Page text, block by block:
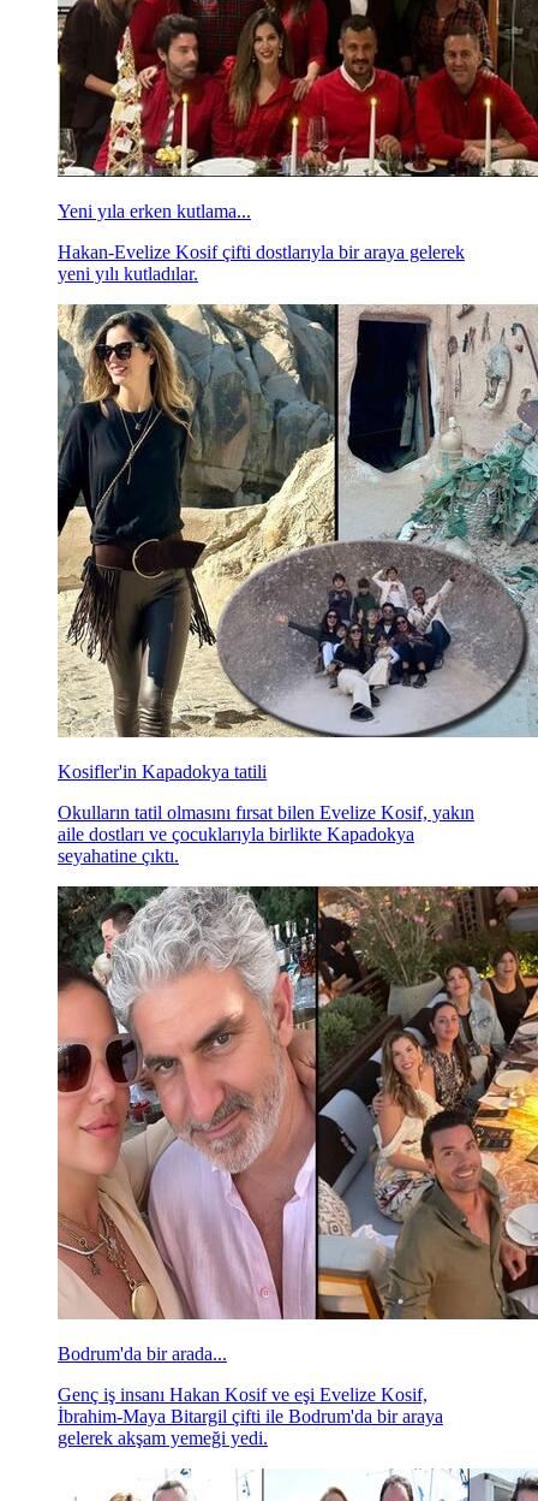
Yeni yıla renkli partiler...
Cemiyet hayatının ünlü hanımları, yeni yıla girmemize
sayılı günler kala yaptıkları eğlenceli partilerle 2024'e
veda ediyor.
Yeni yıla erken kutlama...
Hakan-Evelize Kosif çifti dostlarıyla bir araya gelerek
yeni yılı kutladılar.
Kosifler'in Kapadokya tatili
Okulların tatil olmasını fırsat bilen Evelize Kosif, yakın
aile dostları ve çocuklarıyla birlikte Kapadokya
seyahatine çıktı.